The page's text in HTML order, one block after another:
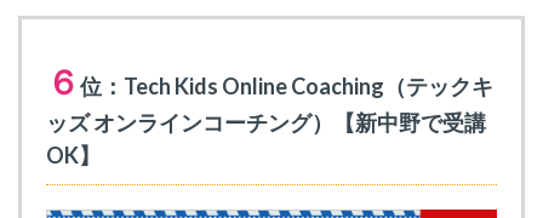
６ 位：Tech Kids Online Coaching（テックキ
ッズ オンラインコーチング）【新中野で受講
OK】